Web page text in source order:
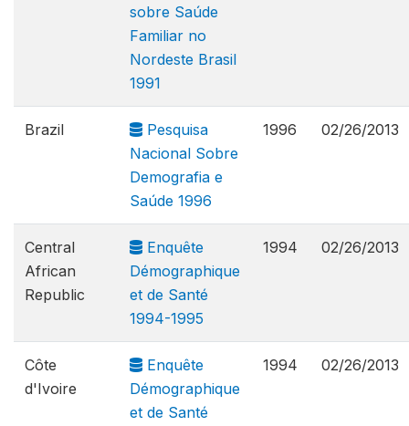
sobre Saúde
Familiar no
Nordeste Brasil
1991
Brazil
Pesquisa
Nacional Sobre
Demografia e
Saúde 1996
1996 02/26/2013
Central
African
Republic
Enquête
Démographique
et de Santé
1994-1995
1994 02/26/2013
Côte
d'Ivoire
Enquête
Démographique
et de Santé
1994 02/26/2013